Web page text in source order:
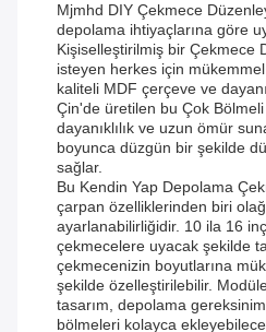
Mjmhd DIY Çekmece
depolama ihtiyaçlarına göre
Kişiselleştirilmiş bir Çekmece
isteyen herkes için
kaliteli MDF çerçeve ve
Çin'de üretilen bu Çok
dayanıklılık ve uzun ömür
boyunca düzgün bir şekilde
sağlar.
Bu Kendin Yap Depolama
çarpan özelliklerinden biri
ayarlanabilirliğidir. 10 ila 16
çekmecelere uyacak şekilde
çekmecenizin boyutlarına
şekilde özelleştirilebilir.
tasarım, depolama
bölmeleri kolayca